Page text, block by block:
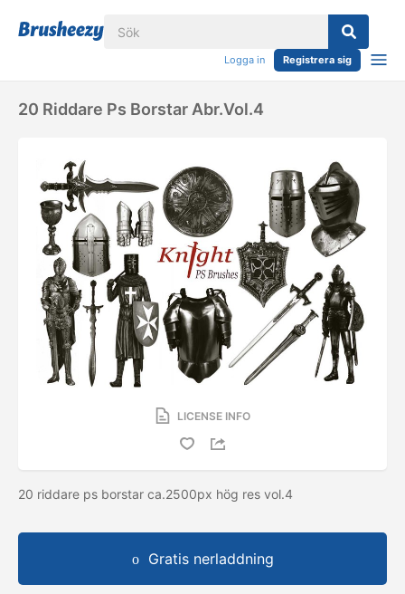
Logga in Registrera sig
20 Riddare Ps Borstar Abr.vol.4
LICENSE INFO
20 riddare ps borstar ca.2500px hög res vol.4
Gratis nerladdning